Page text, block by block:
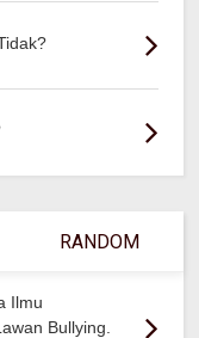
RANDOM
Ilmu
Bullying.